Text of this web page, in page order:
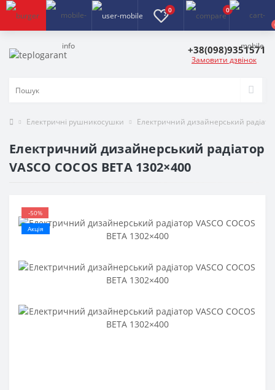
0
0
+38(098)9351571
Замовити дзвінок
Електричні рушникосушки Електричний дизайнерський
Електричний дизайнерський радіатор
VASCO COCOS BETA 1302×400
-50%
Акція